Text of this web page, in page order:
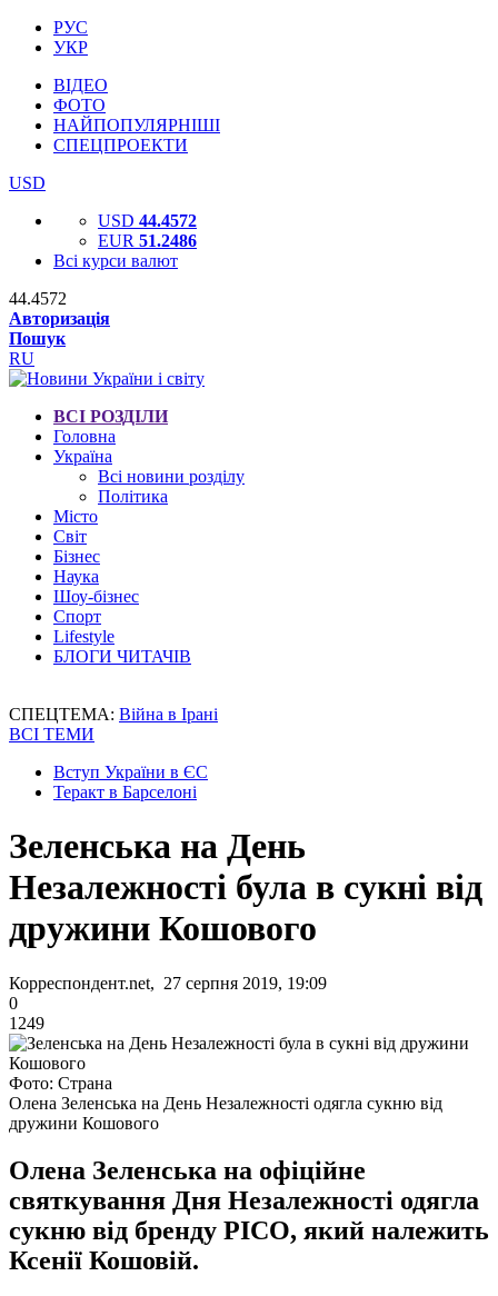
РУС
УКР
ВІДЕО
ФОТО
НАЙПОПУЛЯРНІШІ
СПЕЦПРОЕКТИ
USD
USD 44.4572
EUR 51.2486
Всі курси валют
44.4572
Авторизація
Пошук
RU
ВСІ РОЗДІЛИ
Головна
Україна
Всі новини розділу
Політика
Місто
Світ
Бізнес
Наука
Шоу-бізнес
Спорт
Lifestyle
БЛОГИ ЧИТАЧІВ
СПЕЦТЕМА: Війна в Ірані
ВСІ ТЕМИ
Вступ України в ЄС
Теракт в Барселоні
Зеленська на День
Незалежності була в сукні від
дружини Кошового
Корреспондент.net, 27 серпня 2019, 19:09
0
1249
Фото: Страна
Олена Зеленська на День Незалежності одягла сукню від
дружини Кошового
Олена Зеленська на офіційне
святкування Дня Незалежності одягла
сукню від бренду PICO, який належить
Ксенії Кошовій.